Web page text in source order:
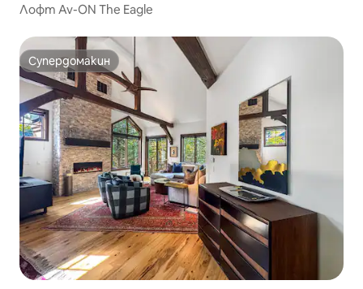
Лофт Av-ON The Eagle
Супердомакин
Супердомакин